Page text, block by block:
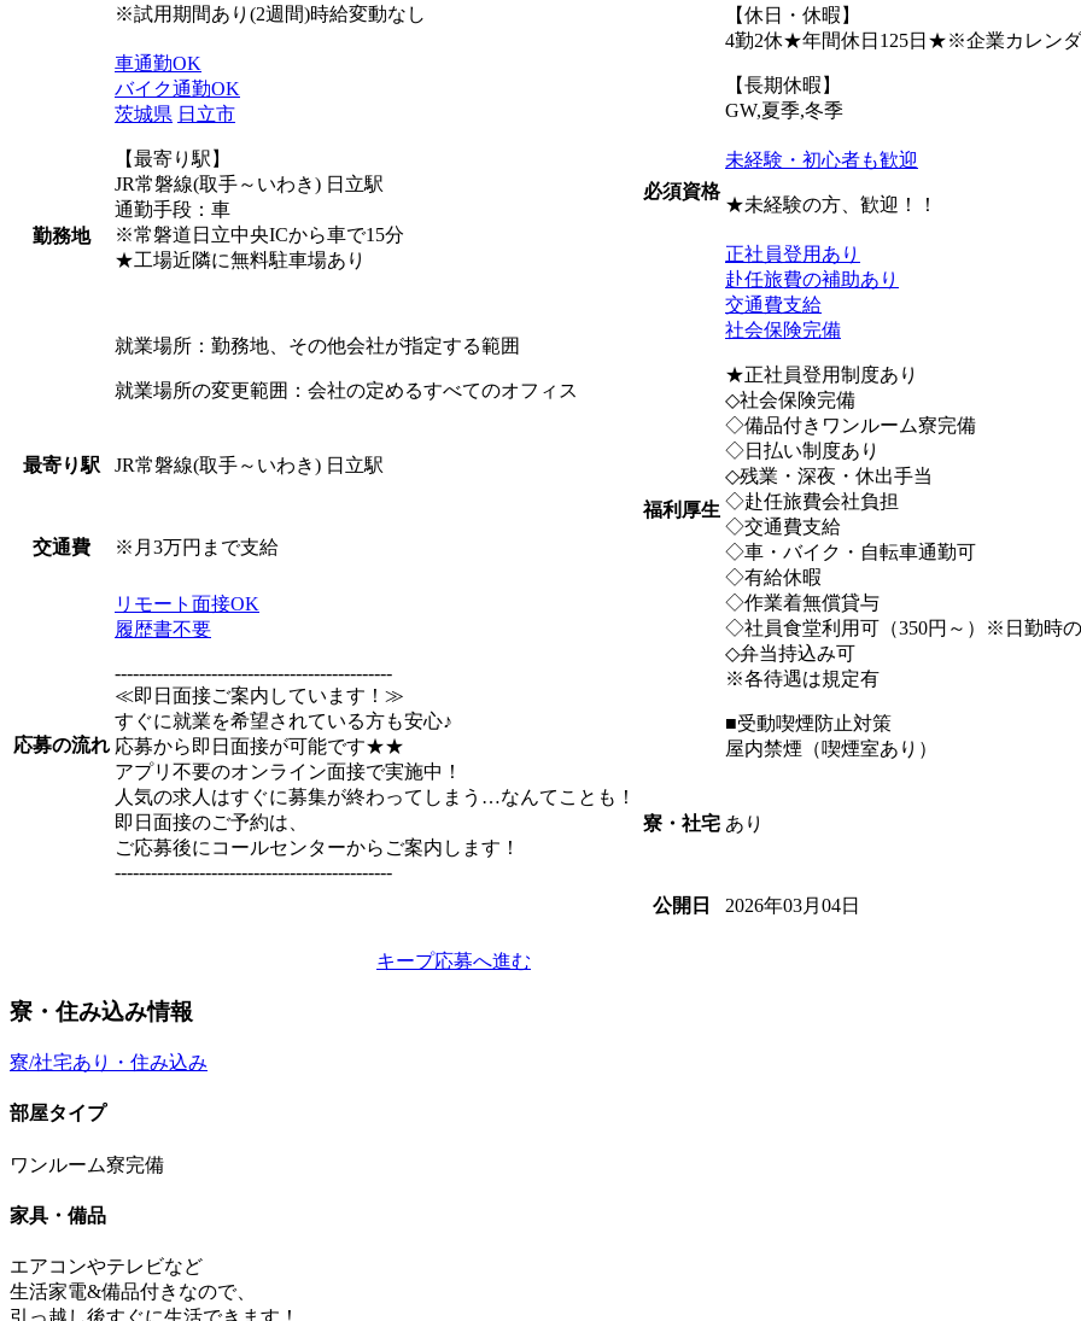
※試用期間あり(2週間)時給変動なし
勤務地
車通勤OK
バイク通勤OK
茨城県 日立市
【最寄り駅】
JR常磐線(取手～いわき) 日立駅
通勤手段：車
※常磐道日立中央ICから車で15分
★工場近隣に無料駐車場あり
就業場所：勤務地、その他会社が指定する範囲
就業場所の変更範囲：会社の定めるすべてのオフィス
最寄り駅 JR常磐線(取手～いわき) 日立駅
交通費 ※月3万円まで支給
応募の流れ
リモート面接OK
履歴書不要
----------------------------------------------
≪即日面接ご案内しています！≫
すぐに就業を希望されている方も安心♪
応募から即日面接が可能です★★
アプリ不要のオンライン面接で実施中！
人気の求人はすぐに募集が終わってしまう…なんてことも！
即日面接のご予約は、
ご応募後にコールセンターからご案内します！
----------------------------------------------
【休日・休暇】
4勤2休★年間休日125日★※企業カレン
【長期休暇】
GW,夏季,冬季
必須資格
未経験・初心者も歓迎
★未経験の方、歓迎！！
福利厚生
正社員登用あり
赴任旅費の補助あり
交通費支給
社会保険完備
★正社員登用制度あり
◇社会保険完備
◇備品付きワンルーム寮完備
◇日払い制度あり
◇残業・深夜・休出手当
◇赴任旅費会社負担
◇交通費支給
◇車・バイク・自転車通勤可
◇有給休暇
◇作業着無償貸与
◇社員食堂利用可（350円～）※日勤時
◇弁当持込み可
※各待遇は規定有
■受動喫煙防止対策
屋内禁煙（喫煙室あり）
寮・社宅 あり
公開日 2026年03月04日
キープ応募へ進む
寮・住み込み情報
寮/社宅あり・住み込み
部屋タイプ
ワンルーム寮完備
家具・備品
エアコンやテレビなど
生活家電&備品付きなので、